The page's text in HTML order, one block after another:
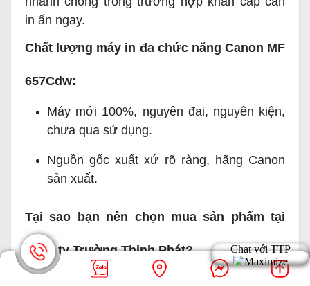
in ấn ngay.
Chất lượng máy in đa chức năng Canon MF
657Cdw:
Máy mới 100%, nguyên đai, nguyên kiện,
chưa qua sử dụng.
Nguồn gốc xuất xứ rõ ràng, hãng Canon
sản xuất.
Tại sao bạn nên chọn mua sản phẩm tại
công ty Trường Thịnh Phát?
Với bề dày phát triển lâu năm, chế độ dịch